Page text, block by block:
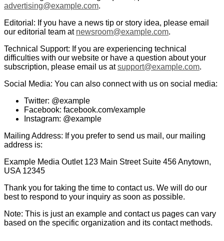
advertising@example.com.
Editorial: If you have a news tip or story idea, please email
our editorial team at newsroom@example.com.
Technical Support: If you are experiencing technical
difficulties with our website or have a question about your
subscription, please email us atsupport@example.com.
Social Media: You can also connect with us on social media:
Twitter: @example
Facebook: facebook.com/example
Instagram: @example
Mailing Address: If you prefer to send us mail, our mailing
address is:
Example Media Outlet 123 Main Street Suite 456 Anytown,
USA 12345
Thank you for taking the time to contact us. We will do our
best to respond to your inquiry as soon as possible.
Note: This is just an example and contact us pages can vary
based on the specific organization and its contact methods.